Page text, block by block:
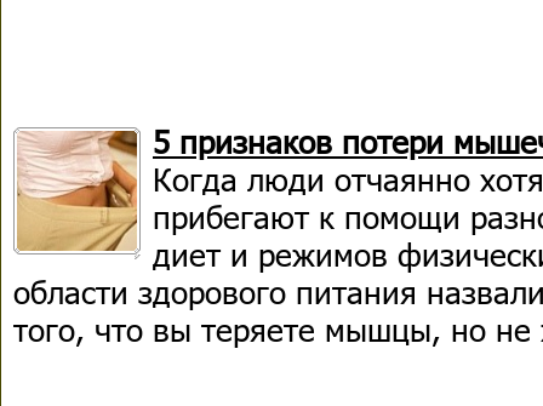
5 признаков потери
Когда люди отчаянно
прибегают к помощи
диет и режимов
области здорового питания
того, что вы теряете мышцы, но